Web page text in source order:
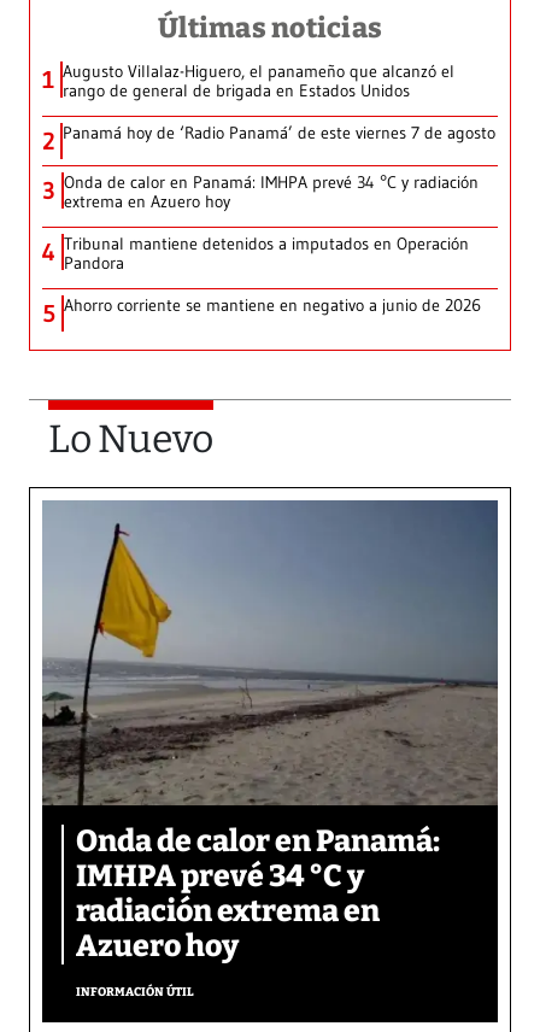
Últimas noticias
1 Augusto Villalaz-Higuero, el panameño que alcanzó el
rango de general de brigada en Estados Unidos
2 Panamá hoy de ‘Radio Panamá’ de este viernes 7 de agosto
3 Onda de calor en Panamá: IMHPA prevé 34 °C y radiación
extrema en Azuero hoy
4 Tribunal mantiene detenidos a imputados en Operación
Pandora
5 Ahorro corriente se mantiene en negativo a junio de 2026
Lo Nuevo
Onda de calor en Panamá:
IMHPA prevé 34 °C y
radiación extrema en
Azuero hoy
INFORMACIÓN ÚTIL